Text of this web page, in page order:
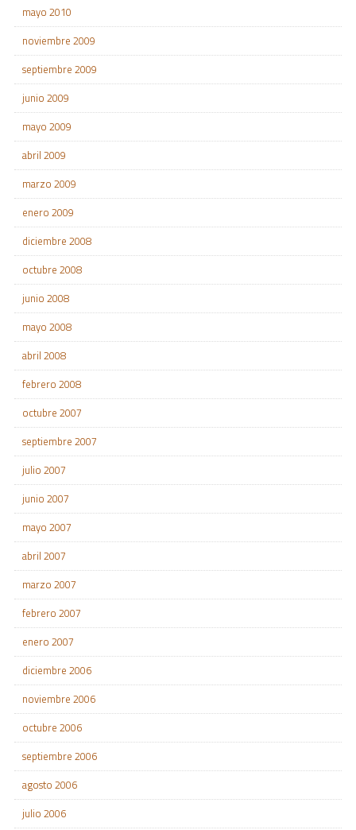
mayo 2010
noviembre 2009
septiembre 2009
junio 2009
mayo 2009
abril 2009
marzo 2009
enero 2009
diciembre 2008
octubre 2008
junio 2008
mayo 2008
abril 2008
febrero 2008
octubre 2007
septiembre 2007
julio 2007
junio 2007
mayo 2007
abril 2007
marzo 2007
febrero 2007
enero 2007
diciembre 2006
noviembre 2006
octubre 2006
septiembre 2006
agosto 2006
julio 2006